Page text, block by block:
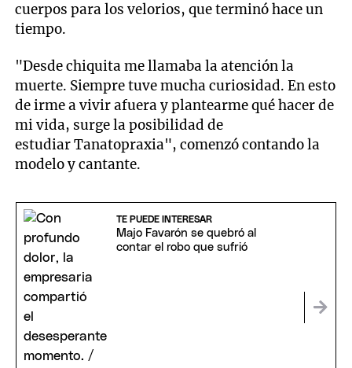
cuerpos para los velorios, que terminó hace un
tiempo.
"Desde chiquita me llamaba la atención la
muerte. Siempre tuve mucha curiosidad. En esto
de irme a vivir afuera y plantearme qué hacer de
mi vida, surge la posibilidad de
estudiar Tanatopraxia", comenzó contando la
modelo y cantante.
TE PUEDE INTERESAR
Majo Favarón se quebró al
contar el robo que sufrió